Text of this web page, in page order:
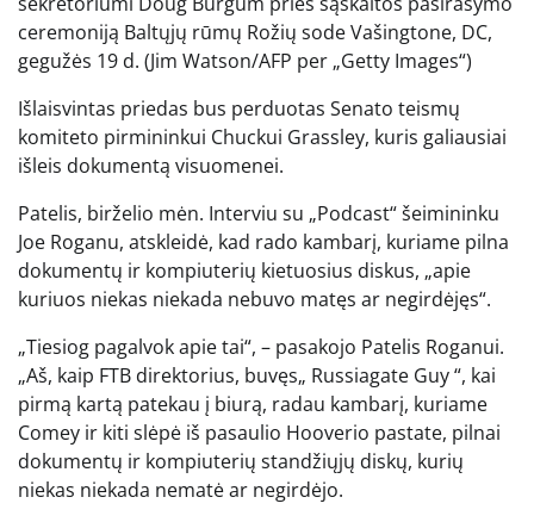
ceremoniją Baltųjų rūmų Rožių sode Vašingtone, DC,
gegužės 19 d. (Jim Watson/AFP per „Getty Images“)
Išlaisvintas priedas bus perduotas Senato teismų
komiteto pirmininkui Chuckui Grassley, kuris galiausiai
išleis dokumentą visuomenei.
Patelis, birželio mėn. Interviu su „Podcast“ šeimininku
Joe Roganu, atskleidė, kad rado kambarį, kuriame pilna
dokumentų ir kompiuterių kietuosius diskus, „apie
kuriuos niekas niekada nebuvo matęs ar negirdėjęs“.
„Tiesiog pagalvok apie tai“, – pasakojo Patelis Roganui.
„Aš, kaip FTB direktorius, buvęs„ Russiagate Guy “, kai
pirmą kartą patekau į biurą, radau kambarį, kuriame
Comey ir kiti slėpė iš pasaulio Hooverio pastate, pilnai
dokumentų ir kompiuterių standžiųjų diskų, kurių
niekas niekada nematė ar negirdėjo.